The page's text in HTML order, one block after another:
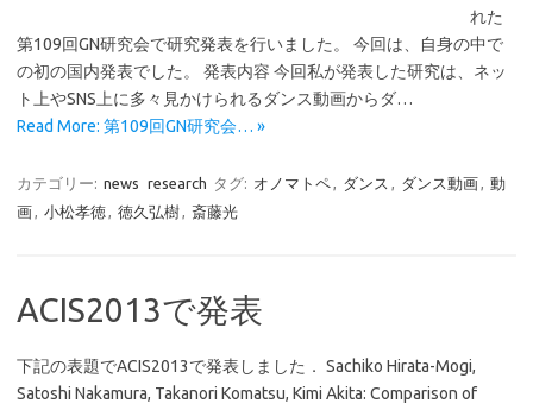
れた
第109回GN研究会で研究発表を行いました。 今回は、自身の中で
の初の国内発表でした。 発表内容 今回私が発表した研究は、ネッ
ト上やSNS上に多々見かけられるダンス動画からダ…
Read More: 第109回GN研究会… »
カテゴリー: news research タグ: オノマトペ, ダンス , ダンス動画, 動
画, 小松孝徳, 徳久弘樹, 斎藤光
ACIS2013で発表
下記の表題でACIS2013で発表しました． Sachiko Hirata-Mogi,
Satoshi Nakamura, Takanori Komatsu, Kimi Akita: Comparison of